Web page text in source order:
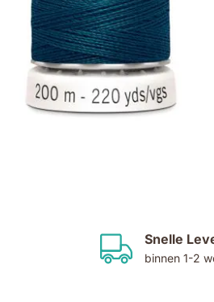
Snelle
binnen 1-2